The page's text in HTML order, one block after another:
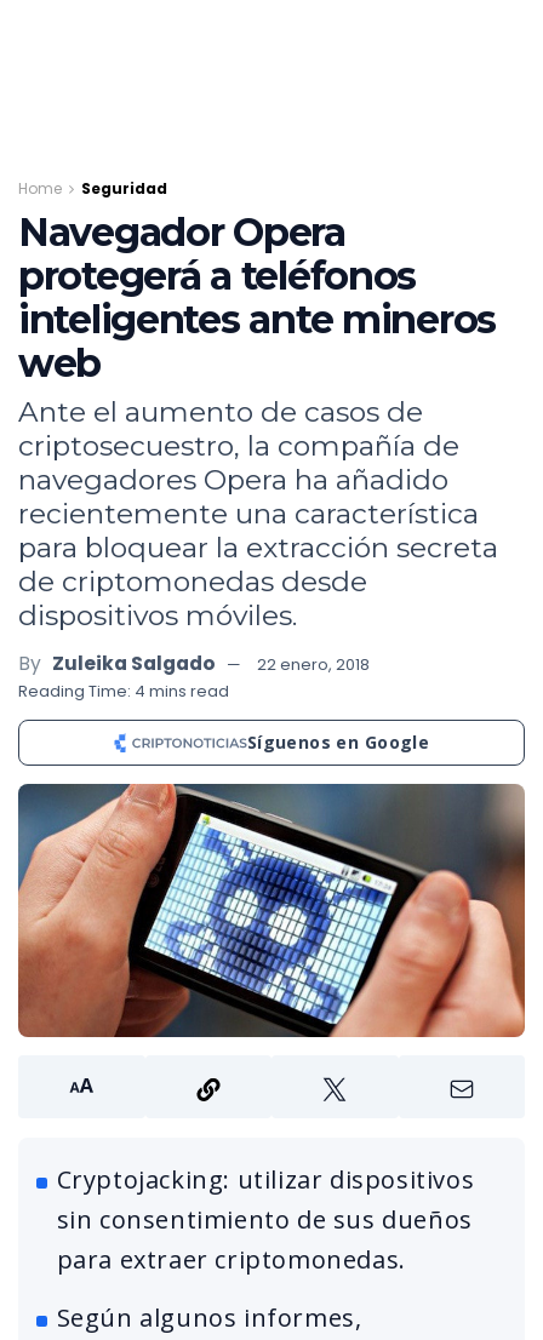
Home Seguridad
Navegador Opera
protegerá a teléfonos
inteligentes ante mineros
web
Ante el aumento de casos de
criptosecuestro, la compañía de
navegadores Opera ha añadido
recientemente una característica
para bloquear la extracción secreta
de criptomonedas desde
dispositivos móviles.
By Zuleika Salgado
22 enero, 2018
Reading Time: 4 mins read
Síguenos en Google
Cryptojacking: utilizar dispositivos
sin consentimiento de sus dueños
para extraer criptomonedas.
Según algunos informes,